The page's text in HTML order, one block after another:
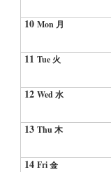
10 Mon 月
11 Tue 火
12 Wed 水
13 Thu 木
14 Fri 金